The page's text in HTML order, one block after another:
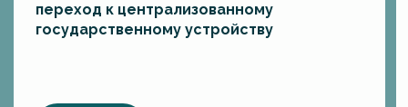
переход к централизованному
государственному устройству